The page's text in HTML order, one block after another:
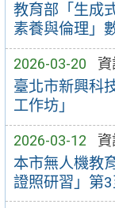
教育部「生成
素養與倫理」
2026-03-20 資
臺北市新興科
工作坊」
2026-03-12 資
本市無人機教
證照研習」第